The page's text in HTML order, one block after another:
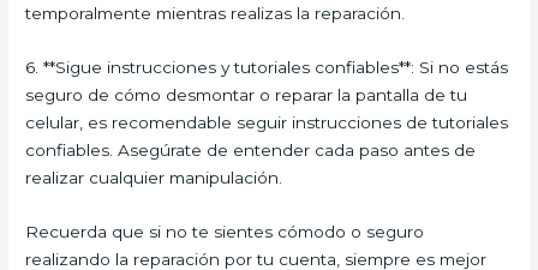
temporalmente mientras realizas la reparación.
6. **Sigue instrucciones y tutoriales confiables**: Si no estás
seguro de cómo desmontar o reparar la pantalla de tu
celular, es recomendable seguir instrucciones de tutoriales
confiables. Asegúrate de entender cada paso antes de
realizar cualquier manipulación.
Recuerda que si no te sientes cómodo o seguro
realizando la reparación por tu cuenta, siempre es mejor